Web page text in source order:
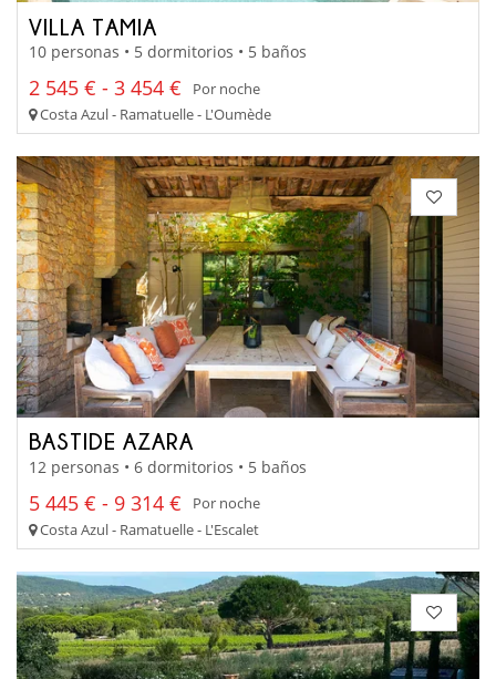
VILLA TAMIA
10 personas • 5 dormitorios • 5 baños
2 545 € - 3 454 €
Por noche
Costa Azul - Ramatuelle - L'Oumède
BASTIDE AZARA
12 personas • 6 dormitorios • 5 baños
5 445 € - 9 314 €
Por noche
Costa Azul - Ramatuelle - L'Escalet